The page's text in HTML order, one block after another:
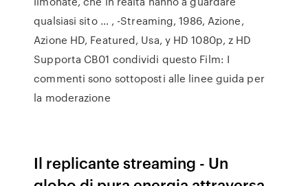
qualsiasi sito … , -Streaming, 1986, Azione,
Azione HD, Featured, Usa, y HD 1080p, z HD
Supporta CB01 condividi questo Film: I
commenti sono sottoposti alle linee guida per
la moderazione
Il replicante streaming - Un